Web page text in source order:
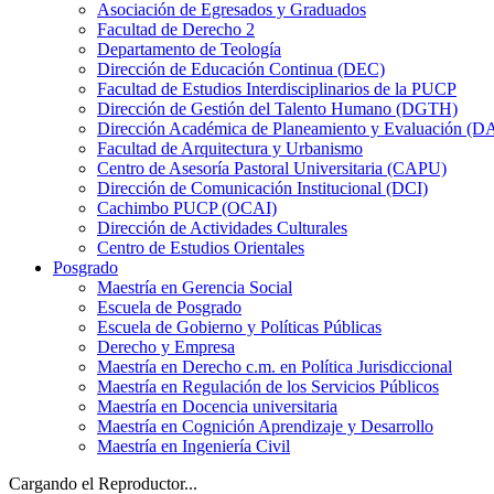
Asociación de Egresados y Graduados
Facultad de Derecho 2
Departamento de Teología
Dirección de Educación Continua (DEC)
Facultad de Estudios Interdisciplinarios de la PUCP
Dirección de Gestión del Talento Humano (DGTH)
Dirección Académica de Planeamiento y Evaluación
Facultad de Arquitectura y Urbanismo
Centro de Asesoría Pastoral Universitaria (CAPU)
Dirección de Comunicación Institucional (DCI)
Cachimbo PUCP (OCAI)
Dirección de Actividades Culturales
Centro de Estudios Orientales
Posgrado
Maestría en Gerencia Social
Escuela de Posgrado
Escuela de Gobierno y Políticas Públicas
Derecho y Empresa
Maestría en Derecho c.m. en Política Jurisdiccional
Maestría en Regulación de los Servicios Públicos
Maestría en Docencia universitaria
Maestría en Cognición Aprendizaje y Desarrollo
Maestría en Ingeniería Civil
Cargando el Reproductor...